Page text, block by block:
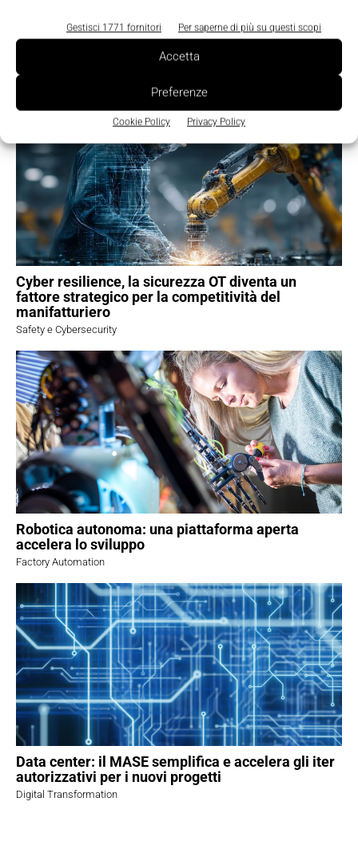
Gestisci 1771 fornitori Per saperne di più su questi scopi
Accetta
Preferenze
Cookie Policy Privacy Policy
TI POTREBBERO INTERESSARE ⇢
Cyber resilience, la sicurezza OT diventa un
fattore strategico per la competitività del
manifatturiero
Safety e Cybersecurity
Robotica autonoma: una piattaforma aperta
accelera lo sviluppo
Factory Automation
Data center: il MASE semplifica e accelera gli iter
autorizzativi per i nuovi progetti
Digital Transformation